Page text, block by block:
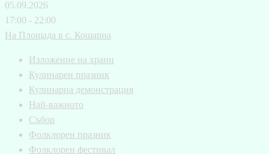
05.09.2026
17:00 - 22:00
На Площада в с. Кошарна
Изложение на храни
Кулинарен празник
Кулинарна демонстрация
Най-важното
Събор
Фолклорен празник
Фолклорен фестивал